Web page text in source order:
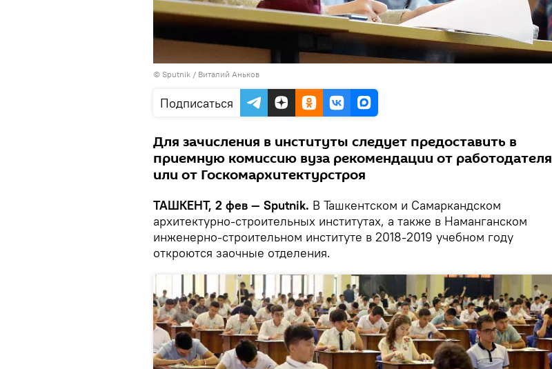
© Sputnik / Виталий Аньков
Подписаться
Для зачисления в институты следует предоставить в
приемную комиссию вуза рекомендации от работодателя
или от Госкомархитектурстроя
ТАШКЕНТ, 2 фев — Sputnik. В Ташкентском и Самаркандском
архитектурно-строительных институтах, а также в Наманганском
инженерно-строительном институте в 2018-2019 учебном году
откроются заочные отделения.